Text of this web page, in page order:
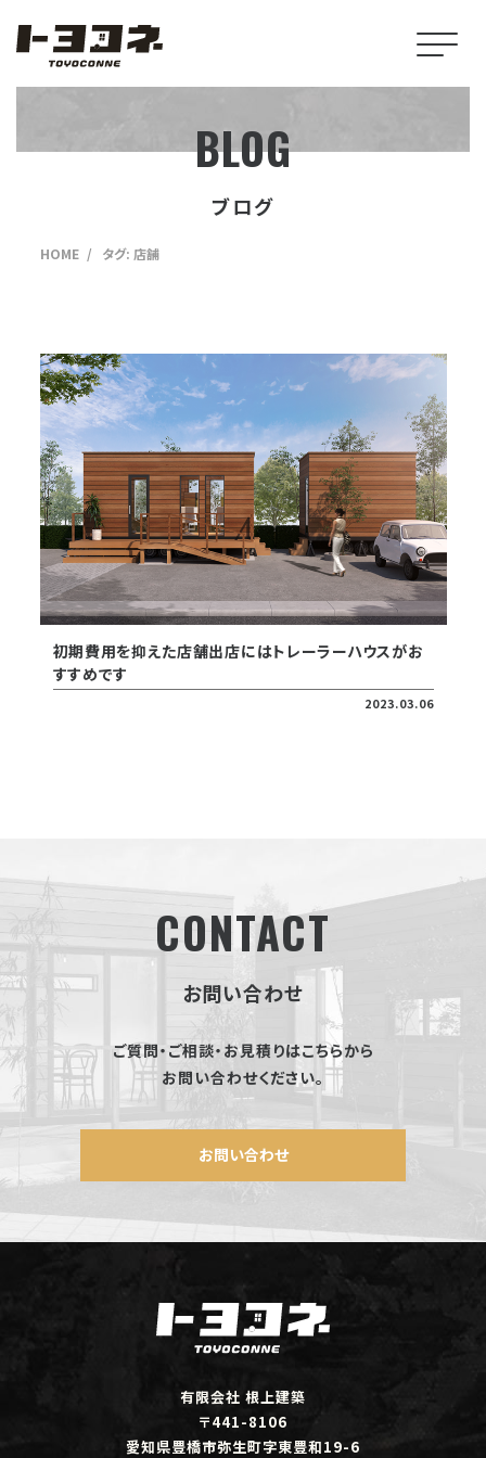
BLOG
ブログ
HOME タグ: 店舗
初期費用を抑えた店舗出店にはトレーラーハウスがお
すすめです
2023.03.06
CONTACT
お問い合わせ
ご質問・ご相談・お見積りはこちらから
お問い合わせください。
お問い合わせ
有限会社 根上建築
〒441-8106
愛知県豊橋市弥生町字東豊和19-6